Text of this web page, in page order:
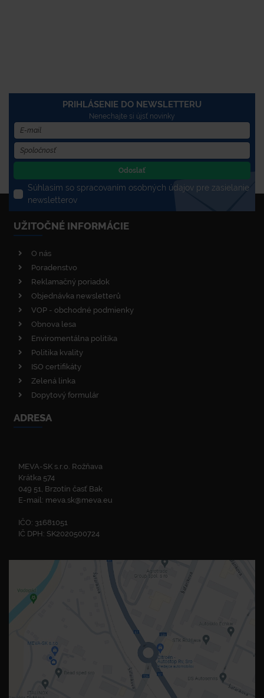
PRIHLÁSENIE DO NEWSLETTERU
Nenechajte si újsť novinky
Odoslať
Súhlasím so spracovaním osobných údajov pre zasielanie
newsletterov
UŽITOČNÉ INFORMÁCIE
O nás
Poradenstvo
Reklamačný poriadok
Objednávka newsletterů
VOP - obchodné podmienky
Obnova lesa
Enviromentálna politika
Politika kvality
ISO certifikáty
Zelená linka
Dopytový formulár
ADRESA
MEVA-SK s.r.o. Rožňava
Krátka 574
049 51, Brzotín časť Bak
E-mail: meva.sk@meva.eu
IČO: 31681051
IČ DPH: SK2020500724